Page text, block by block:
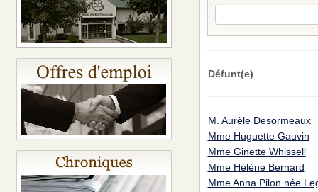
Défunt(e)
M. Aurèle Desormeaux
Mme Huguette Gauvin
Mme Ginette Whissell
Mme Hélène Bernard
Mme Anna Pilon née